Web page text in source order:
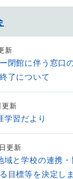
新
閉館に伴う窓口
了について
新
学習だより
更新
域と学校の連携
目標等を決定し